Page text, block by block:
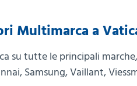
Multimarca a
su tutte le principali
Samsung, Vaillant,